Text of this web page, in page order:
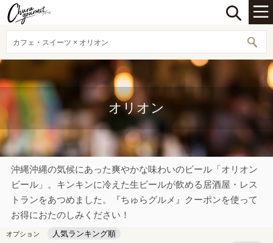
カフェ・スイーツ × オリオン
オリオン
沖縄沖縄の気候にあった爽やかな味わいのビール「オリオン
ビール」。キンキンに冷えた生ビールが飲める居酒屋・レス
トランをあつめました。『ちゅらグルメ』クーポンを使って
お得におたのしみください！
オプション 人気ランキング順